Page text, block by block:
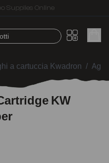
for tattoo artists
a cartuccia Kwadron /
KW